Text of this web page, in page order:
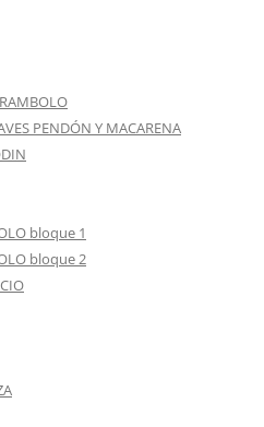
PENDÓN Y MACARENA
bloque 1
bloque 2